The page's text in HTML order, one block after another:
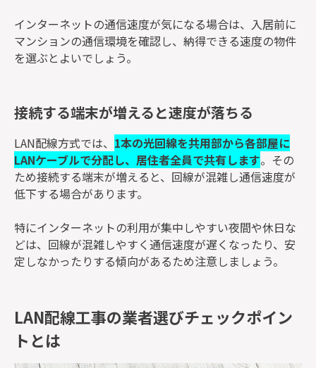
インターネットの通信速度が気になる場合は、入居前に
マンションの通信環境を確認し、納得できる速度の物件
を選ぶとよいでしょう。
接続する端末が増えると速度が落ちる
LAN配線方式では、 1本の光回線を共用部から各部屋に
LANケーブルで分配し、居住者全員で共有します。その
ため接続する端末が増えると、回線が混雑し通信速度が
低下する場合があります。
特にインターネットの利用が集中しやすい夜間や休日な
どは、回線が混雑しやすく通信速度が遅くなったり、安
定しなかったりする傾向があるため注意しましょう。
LAN配線工事の業者選びチェックポイン
トとは